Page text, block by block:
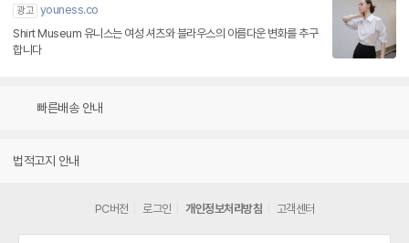
광고 youness.co
Shirt Museum 유니스는 여성 셔츠와 블라우스의 아름다운 변화를 추구
합니다
빠른배송 안내
법적고지 안내
PC버전 로그인 개인정보처리방침 고객센터